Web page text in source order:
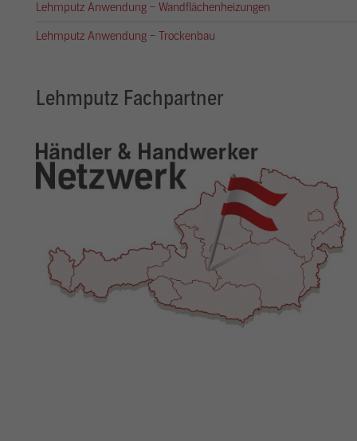
Lehmputz Anwendung – Wandflächenheizungen
Lehmputz Anwendung – Trockenbau
Lehmputz Fachpartner